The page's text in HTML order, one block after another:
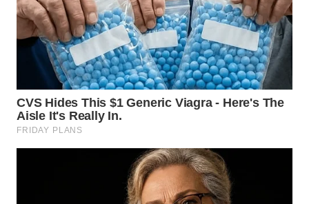
WN
SULUT
WN
MALUKU
WN
MALUT